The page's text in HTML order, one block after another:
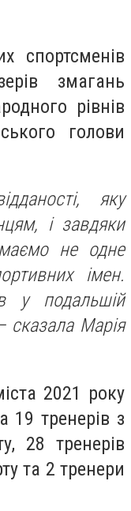
спортсменів
змагань
рівнів
голови
яку
і завдяки
не одне
імен.
у подальшій
сказала Марія
2021 року
19 тренерів з
28 тренерів
та 2 тренери